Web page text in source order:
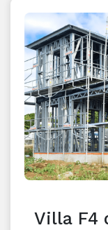
Villa F4